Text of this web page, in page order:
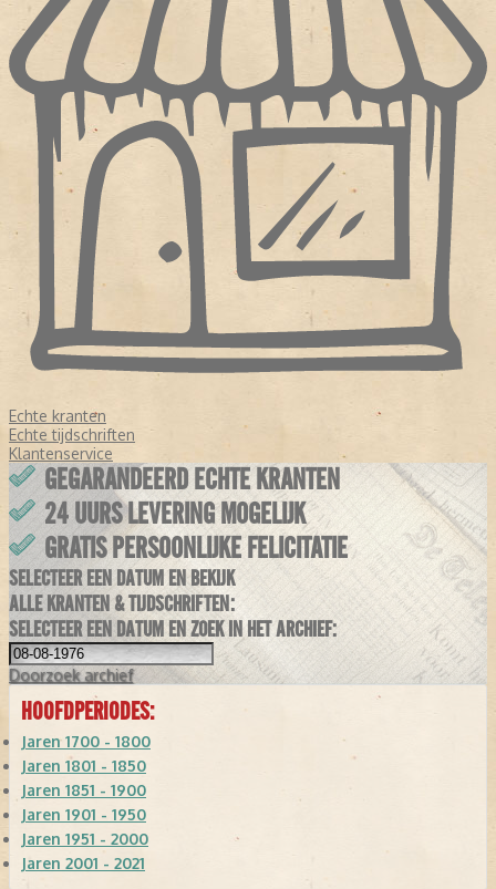
Echte kranten
Echte tijdschriften
Klantenservice
GEGARANDEERD ECHTE KRANTEN
24 UURS LEVERING MOGELIJK
GRATIS PERSOONLIJKE FELICITATIE
SELECTEER EEN DATUM EN BEKIJK
ALLE KRANTEN & TIJDSCHRIFTEN:
SELECTEER EEN DATUM EN ZOEK IN HET ARCHIEF:
Doorzoek archief
HOOFDPERIODES:
Jaren 1700 - 1800
Jaren 1801 - 1850
Jaren 1851 - 1900
Jaren 1901 - 1950
Jaren 1951 - 2000
Jaren 2001 - 2021